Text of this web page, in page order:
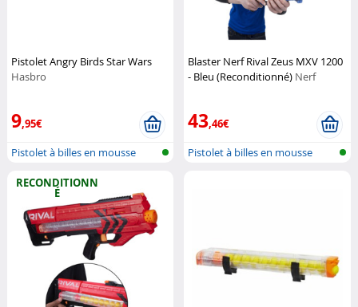
Pistolet Angry Birds Star Wars
Hasbro
9,95€
Pistolet à billes en mousse
Blaster Nerf Rival Zeus MXV 1200
- Bleu (Reconditionné) Nerf
43,46€
Pistolet à billes en mousse
RECONDITIONN
É